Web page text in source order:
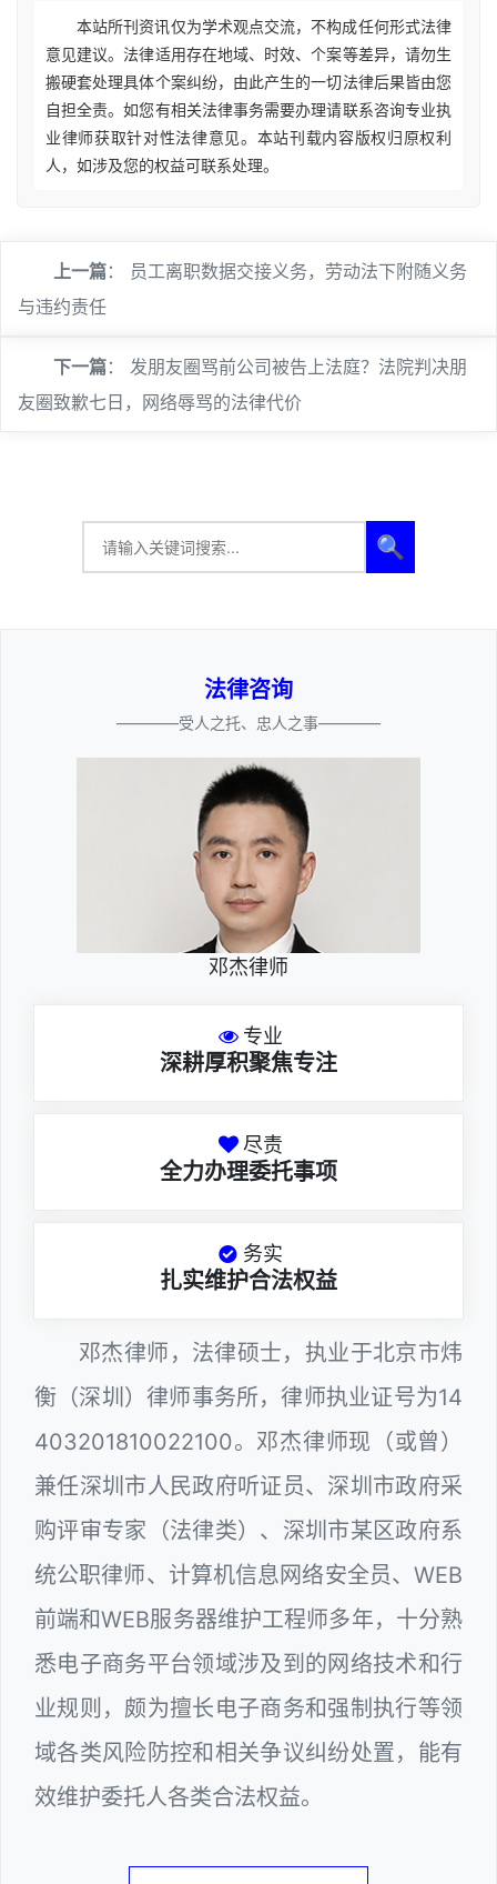
本站所刊资讯仅为学术观点交流，不构成任何形式法律
意见建议。法律适用存在地域、时效、个案等差异，请勿生
搬硬套处理具体个案纠纷，由此产生的一切法律后果皆由您
自担全责。如您有相关法律事务需要办理请联系咨询专业执
业律师获取针对性法律意见。本站刊载内容版权归原权利
人，如涉及您的权益可联系处理。
上一篇： 员工离职数据交接义务，劳动法下附随义务
与违约责任
下一篇： 发朋友圈骂前公司被告上法庭？法院判决朋
友圈致歉七日，网络辱骂的法律代价
🔍
法律咨询
————受人之托、忠人之事————
邓杰律师
专业
深耕厚积聚焦专注
尽责
全力办理委托事项
务实
扎实维护合法权益
邓杰律师，法律硕士，执业于北京市炜
衡（深圳）律师事务所，律师执业证号为14
403201810022100。邓杰律师现（或曾）
兼任深圳市人民政府听证员、深圳市政府采
购评审专家（法律类）、深圳市某区政府系
统公职律师、计算机信息网络安全员、WEB
前端和WEB服务器维护工程师多年，十分熟
悉电子商务平台领域涉及到的网络技术和行
业规则，颇为擅长电子商务和强制执行等领
域各类风险防控和相关争议纠纷处置，能有
效维护委托人各类合法权益。